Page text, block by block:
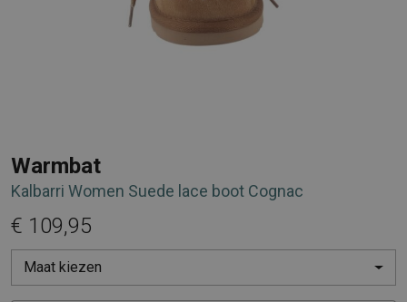
Warmbat
Kalbarri Women Suede lace boot Cognac
€ 109,95
Maat kiezen